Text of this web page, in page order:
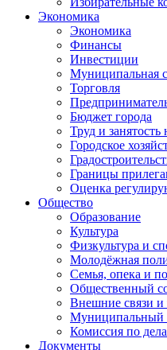
Экономика
Экономика
Финансы
Инвестиции
Муниципальная
Торговля
Бюджет города
Труд и занятость
Городское
Границы
Оценка
Общество
Образование
Культура
Физкультура и
Молодёжная
Семья, опека и
Общественный
Внешние связи и
Муниципальный
Комиссия по
Документы